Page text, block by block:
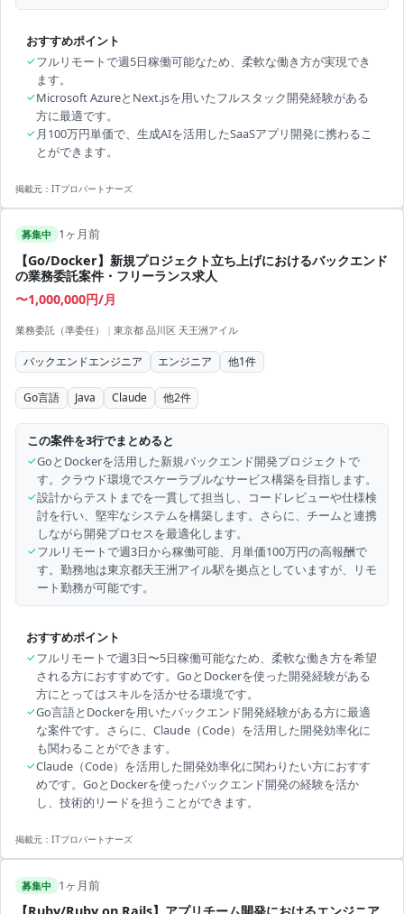
おすすめポイント
✓フルリモートで週5日稼働可能なため、柔軟な働き方が実現でき
ます。
✓Microsoft AzureとNext.jsを用いたフルスタック開発経験がある
方に最適です。
✓月100万円単価で、生成AIを活用したSaaSアプリ開発に携わるこ
とができます。
掲載元： ITプロパートナーズ
募集中 1ヶ月前
【Go/Docker】新規プロジェクト立ち上げにおけるバックエンド
の業務委託案件・フリーランス求人
〜1,000,000円/月
業務委託（準委任） | 東京都 品川区 天王洲アイル
バックエンドエンジニア エンジニア 他1件
Go言語 Java Claude 他2件
この案件を3行でまとめると
✓GoとDockerを活用した新規バックエンド開発プロジェクトで
す。クラウド環境でスケーラブルなサービス構築を目指します。
✓設計からテストまでを一貫して担当し、コードレビューや仕様検
討を行い、堅牢なシステムを構築します。さらに、チームと連携
しながら開発プロセスを最適化します。
✓フルリモートで週3日から稼働可能、月単価100万円の高報酬で
す。勤務地は東京都天王洲アイル駅を拠点としていますが、リモ
ート勤務が可能です。
おすすめポイント
✓フルリモートで週3日〜5日稼働可能なため、柔軟な働き方を希望
される方におすすめです。GoとDockerを使った開発経験がある
方にとってはスキルを活かせる環境です。
✓Go言語とDockerを用いたバックエンド開発経験がある方に最適
な案件です。さらに、Claude（Code）を活用した開発効率化に
も関わることができます。
✓Claude（Code）を活用した開発効率化に関わりたい方におすす
めです。GoとDockerを使ったバックエンド開発の経験を活か
し、技術的リードを担うことができます。
掲載元： ITプロパートナーズ
募集中 1ヶ月前